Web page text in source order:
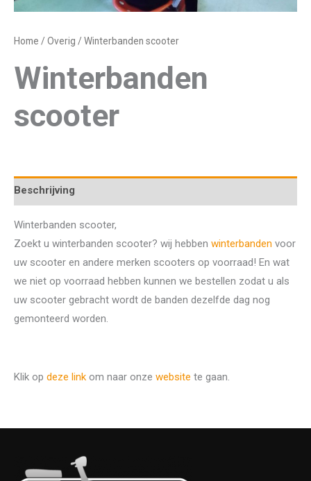
Home / Overig / Winterbanden scooter
Winterbanden
scooter
Beschrijving
Winterbanden scooter,
Zoekt u winterbanden scooter? wij hebben winterbanden voor
uw scooter en andere merken scooters op voorraad! En wat
we niet op voorraad hebben kunnen we bestellen zodat u als
uw scooter gebracht wordt de banden dezelfde dag nog
gemonteerd worden.
Klik op deze link om naar onze website te gaan.